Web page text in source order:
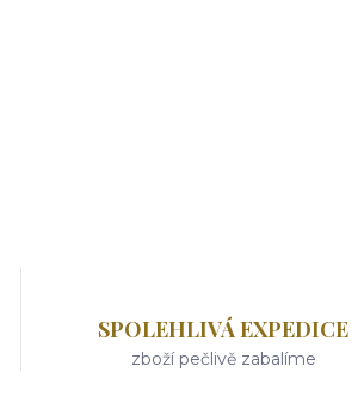
SPOLEHLIVÁ EXPEDICE
zboží pečlivě zabalíme